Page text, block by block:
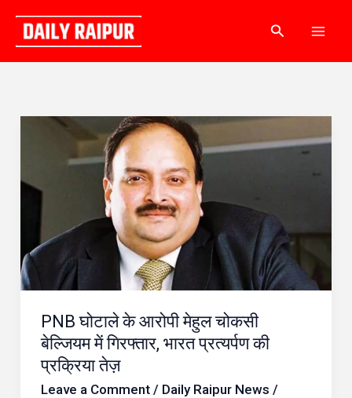
content
Search
PNB घोटाले के आरोपी मेहुल चोकसी
बेल्जियम में गिरफ्तार, भारत प्रत्यर्पण की
प्रक्रिया तेज़
Leave a Comment / Daily Raipur News /
PNB
चोकसी
बेल्जियम
गिरफ्तार,
भारत
प्रत्यर्पण
की